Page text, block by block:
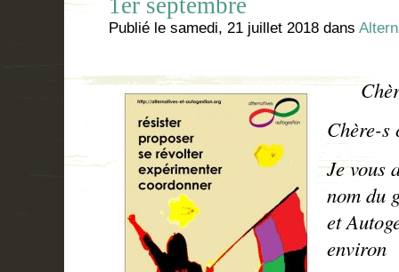
Publié le samedi, 21 juillet 2018 dans
Chèr-
Chère-s
Je vous
nom du
et
environ